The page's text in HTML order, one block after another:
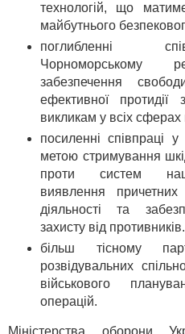
технологій, що
майбутнього
поглибленні
Чорноморському
забезпечення
ефективної протидії
викликам у всіх сферах
посиленні співпраці
метою стримування
проти систем
виявлення
діяльності та
захисту від противників.
більш тісному
розвідувальних
військового
операцій.
Міністерства оборони